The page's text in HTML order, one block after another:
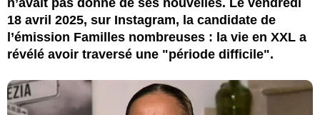
18 avril 2025, sur Instagram, la candidate de
l’émission Familles nombreuses : la vie en XXL a
révélé avoir traversé une "période difficile".